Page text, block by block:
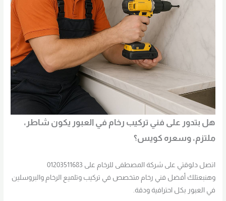
هل بتدور على فني تركيب رخام في العبور يكون شاطر،
ملتزم، وسعره كويس؟
اتصل دلوقتي على شركة المصطفى للرخام على 01203511683
وهنبعتلك أفضل فني رخام متخصص في تركيب وتلميع الرخام والبروسلين
في العبور بكل احترافية ودقة.